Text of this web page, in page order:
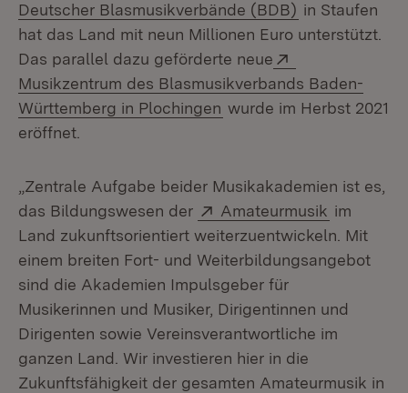
Deutscher Blasmusikverbände (BDB) (Öffnet in
in Staufen
hat das Land mit neun Millionen Euro unterstützt.
Das parallel dazu geförderte neue
Musikzentrum des Blasmusikverbands Baden-
Württemberg in Plochingen (Öffnet in neuem
wurde im Herbst 2021
eröffnet.
„Zentrale Aufgabe beider Musikakademien ist es,
das Bildungswesen der
Extern:
Amateurmusik (Öffnet in
im
Land zukunftsorientiert weiterzuentwickeln. Mit
einem breiten Fort- und Weiterbildungsangebot
sind die Akademien Impulsgeber für
Musikerinnen und Musiker, Dirigentinnen und
Dirigenten sowie Vereinsverantwortliche im
ganzen Land. Wir investieren hier in die
Zukunftsfähigkeit der gesamten Amateurmusik in